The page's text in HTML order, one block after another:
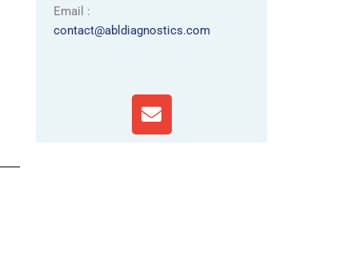
Email :
contact@abldiagnostics.com
n
v